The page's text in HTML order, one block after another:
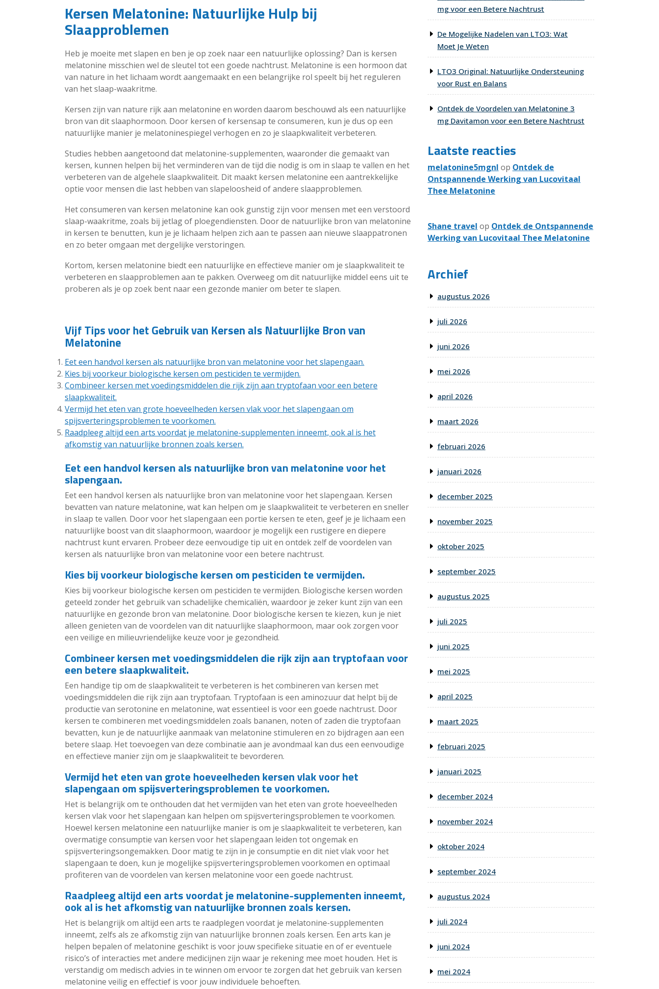
Kersen Melatonine: Natuurlijke Hulp bij
Slaapproblemen
Heb je moeite met slapen en ben je op zoek naar een natuurlijke oplossing? Dan is kersen
melatonine misschien wel de sleutel tot een goede nachtrust. Melatonine is een hormoon dat
van nature in het lichaam wordt aangemaakt en een belangrijke rol speelt bij het reguleren
van het slaap-waakritme.
Kersen zijn van nature rijk aan melatonine en worden daarom beschouwd als een natuurlijke
bron van dit slaaphormoon. Door kersen of kersensap te consumeren, kun je dus op een
natuurlijke manier je melatoninespiegel verhogen en zo je slaapkwaliteit verbeteren.
Studies hebben aangetoond dat melatonine-supplementen, waaronder die gemaakt van
kersen, kunnen helpen bij het verminderen van de tijd die nodig is om in slaap te vallen en het
verbeteren van de algehele slaapkwaliteit. Dit maakt kersen melatonine een aantrekkelijke
optie voor mensen die last hebben van slapeloosheid of andere slaapproblemen.
Het consumeren van kersen melatonine kan ook gunstig zijn voor mensen met een verstoord
slaap-waakritme, zoals bij jetlag of ploegendiensten. Door de natuurlijke bron van melatonine
in kersen te benutten, kun je je lichaam helpen zich aan te passen aan nieuwe slaappatronen
en zo beter omgaan met dergelijke verstoringen.
Kortom, kersen melatonine biedt een natuurlijke en effectieve manier om je slaapkwaliteit te
verbeteren en slaapproblemen aan te pakken. Overweeg om dit natuurlijke middel eens uit te
proberen als je op zoek bent naar een gezonde manier om beter te slapen.
Vijf Tips voor het Gebruik van Kersen als Natuurlijke Bron van
Melatonine
Eet een handvol kersen als natuurlijke bron van melatonine voor het slapengaan.
Kies bij voorkeur biologische kersen om pesticiden te vermijden.
Combineer kersen met voedingsmiddelen die rijk zijn aan tryptofaan voor een betere
slaapkwaliteit.
Vermijd het eten van grote hoeveelheden kersen vlak voor het slapengaan om
spijsverteringsproblemen te voorkomen.
Raadpleeg altijd een arts voordat je melatonine-supplementen inneemt, ook al is het
afkomstig van natuurlijke bronnen zoals kersen.
Eet een handvol kersen als natuurlijke bron van melatonine voor het
slapengaan.
Eet een handvol kersen als natuurlijke bron van melatonine voor het slapengaan. Kersen
bevatten van nature melatonine, wat kan helpen om je slaapkwaliteit te verbeteren en sneller
in slaap te vallen. Door voor het slapengaan een portie kersen te eten, geef je je lichaam een
natuurlijke boost van dit slaaphormoon, waardoor je mogelijk een rustigere en diepere
nachtrust kunt ervaren. Probeer deze eenvoudige tip uit en ontdek zelf de voordelen van
kersen als natuurlijke bron van melatonine voor een betere nachtrust.
Kies bij voorkeur biologische kersen om pesticiden te vermijden.
Kies bij voorkeur biologische kersen om pesticiden te vermijden. Biologische kersen worden
geteeld zonder het gebruik van schadelijke chemicaliën, waardoor je zeker kunt zijn van een
natuurlijke en gezonde bron van melatonine. Door biologische kersen te kiezen, kun je niet
alleen genieten van de voordelen van dit natuurlijke slaaphormoon, maar ook zorgen voor
een veilige en milieuvriendelijke keuze voor je gezondheid.
Combineer kersen met voedingsmiddelen die rijk zijn aan tryptofaan voor
een betere slaapkwaliteit.
Een handige tip om de slaapkwaliteit te verbeteren is het combineren van kersen met
voedingsmiddelen die rijk zijn aan tryptofaan. Tryptofaan is een aminozuur dat helpt bij de
productie van serotonine en melatonine, wat essentieel is voor een goede nachtrust. Door
kersen te combineren met voedingsmiddelen zoals bananen, noten of zaden die tryptofaan
bevatten, kun je de natuurlijke aanmaak van melatonine stimuleren en zo bijdragen aan een
betere slaap. Het toevoegen van deze combinatie aan je avondmaal kan dus een eenvoudige
en effectieve manier zijn om je slaapkwaliteit te bevorderen.
Vermijd het eten van grote hoeveelheden kersen vlak voor het
slapengaan om spijsverteringsproblemen te voorkomen.
Het is belangrijk om te onthouden dat het vermijden van het eten van grote hoeveelheden
kersen vlak voor het slapengaan kan helpen om spijsverteringsproblemen te voorkomen.
Hoewel kersen melatonine een natuurlijke manier is om je slaapkwaliteit te verbeteren, kan
overmatige consumptie van kersen voor het slapengaan leiden tot ongemak en
spijsverteringsongemakken. Door matig te zijn in je consumptie en dit niet vlak voor het
slapengaan te doen, kun je mogelijke spijsverteringsproblemen voorkomen en optimaal
profiteren van de voordelen van kersen melatonine voor een goede nachtrust.
Raadpleeg altijd een arts voordat je melatonine-supplementen inneemt,
ook al is het afkomstig van natuurlijke bronnen zoals kersen.
Het is belangrijk om altijd een arts te raadplegen voordat je melatonine-supplementen
inneemt, zelfs als ze afkomstig zijn van natuurlijke bronnen zoals kersen. Een arts kan je
helpen bepalen of melatonine geschikt is voor jouw specifieke situatie en of er eventuele
risico’s of interacties met andere medicijnen zijn waar je rekening mee moet houden. Het is
verstandig om medisch advies in te winnen om ervoor te zorgen dat het gebruik van kersen
melatonine veilig en effectief is voor jouw individuele behoeften.
mg voor een Betere Nachtrust
De Mogelijke Nadelen van LTO3: Wat
Moet Je Weten
LTO3 Original: Natuurlijke Ondersteuning
voor Rust en Balans
Ontdek de Voordelen van Melatonine 3
mg Davitamon voor een Betere Nachtrust
Laatste reacties
melatonine5mgnl op Ontdek de
Ontspannende Werking van Lucovitaal
Thee Melatonine
Shane travel op Ontdek de Ontspannende
Werking van Lucovitaal Thee Melatonine
Archief
augustus 2026
juli 2026
juni 2026
mei 2026
april 2026
maart 2026
februari 2026
januari 2026
december 2025
november 2025
oktober 2025
september 2025
augustus 2025
juli 2025
juni 2025
mei 2025
april 2025
maart 2025
februari 2025
januari 2025
december 2024
november 2024
oktober 2024
september 2024
augustus 2024
juli 2024
juni 2024
mei 2024